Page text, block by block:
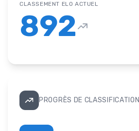
CLASSEMENT ELO ACTUEL
892
PROGRÈS DE CLASSIFICATION